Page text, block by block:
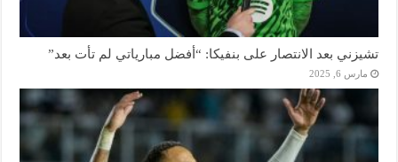
تشيزني بعد الانتصار على بنفيكا: “أفضل مبارياتي لم تأت بعد”
مارس 6, 2025